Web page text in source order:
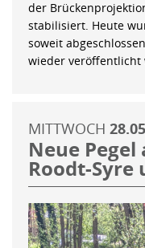
der
stabilisiert. Heute
soweit
wieder veröffentlicht
MITTWOCH
Neue Pegel
Roodt-Syre